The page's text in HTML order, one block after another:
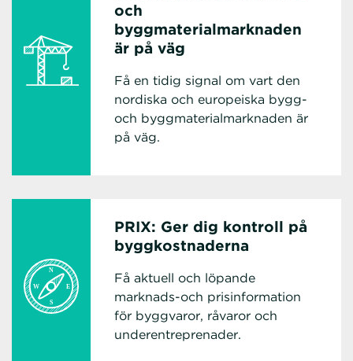
och
byggmaterialmarknaden
är på väg
Få en tidig signal om vart den
nordiska och europeiska bygg-
och byggmaterialmarknaden är
på väg.
PRIX: Ger dig kontroll på
byggkostnaderna
Få aktuell och löpande
marknads-och prisinformation
för byggvaror, råvaror och
underentreprenader.